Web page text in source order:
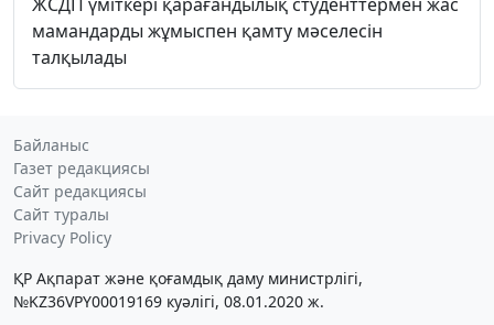
мамандарды жұмыспен қамту мәселесін
талқылады
Байланыс
Газет редакциясы
Сайт редакциясы
Сайт туралы
Privacy Policy
ҚР Ақпарат және қоғамдық даму министрлігі,
№KZ36VPY00019169 куәлігі, 08.01.2020 ж.